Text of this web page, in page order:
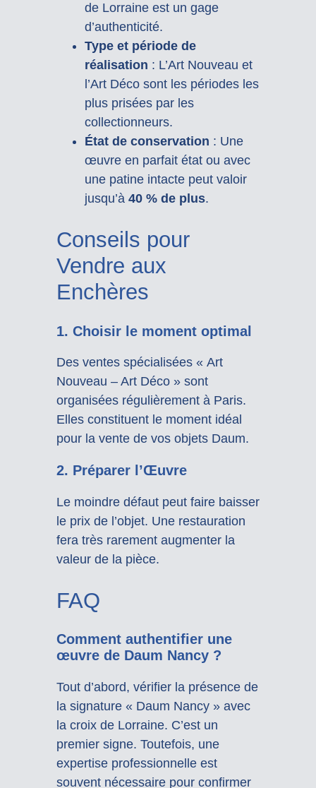
de Lorraine est un gage
d’authenticité.
Type et période de
réalisation : L’Art Nouveau et
l’Art Déco sont les périodes les
plus prisées par les
collectionneurs.
État de conservation : Une
œuvre en parfait état ou avec
une patine intacte peut valoir
jusqu’à 40 % de plus.
Conseils pour
Vendre aux
Enchères
1. Choisir le moment optimal
Des ventes spécialisées « Art
Nouveau – Art Déco » sont
organisées régulièrement à Paris.
Elles constituent le moment idéal
pour la vente de vos objets Daum.
2. Préparer l’Œuvre
Le moindre défaut peut faire baisser
le prix de l’objet. Une restauration
fera très rarement augmenter la
valeur de la pièce.
FAQ
Comment authentifier une
œuvre de Daum Nancy ?
Tout d’abord, vérifier la présence de
la signature « Daum Nancy » avec
la croix de Lorraine. C’est un
premier signe. Toutefois, une
expertise professionnelle est
souvent nécessaire pour confirmer